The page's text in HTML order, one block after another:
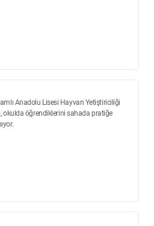
Anadolu Lisesi Hayvan Yetiştiriciliği
okulda öğrendiklerini sahada pratiğe